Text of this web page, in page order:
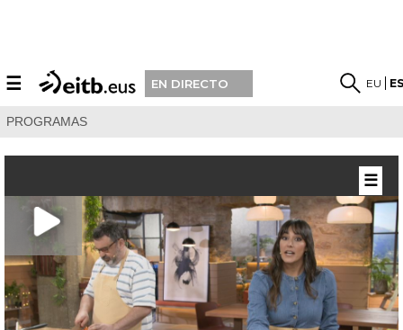
☰ EN DIRECTO EU
PROGRAMAS
☰